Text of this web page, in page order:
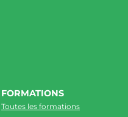
FORMATIONS
Toutes les formations